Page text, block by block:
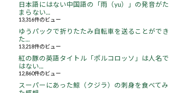
日本語にはない中国語の「雨（yu）」の発音がた
まらない...
13,316件のビュー
ゆうパックで折りたたみ自転車を送ることができ
た...
13,218件のビュー
紅の豚の英語タイトル「ポルコロッソ」は人名で
はない...
12,860件のビュー
スーパーにあった鯨（クジラ）の刺身を食べてみ